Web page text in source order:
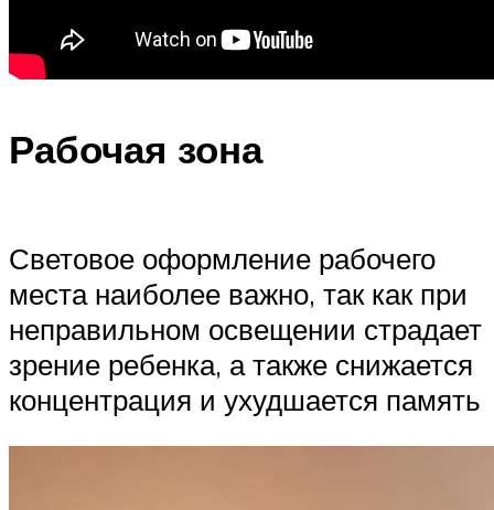
Рабочая зона
Световое оформление рабочего
места наиболее важно, так как при
неправильном освещении страдает
зрение ребенка, а также снижается
концентрация и ухудшается память